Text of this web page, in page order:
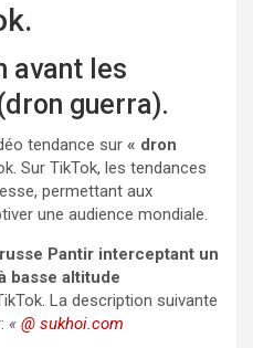
les
guerra).
tendance sur « dron
Sur TikTok, les tendances
permettant aux
une audience mondiale.
Pantir interceptant un
basse altitude
La description suivante
« @ sukhoi.com